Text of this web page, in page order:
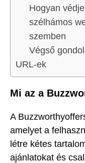
Hogyan
szélhámos
szemben
Végső
URL-ek
Mi az a
A
amelyet a
létre kétes
ajánlatokat és